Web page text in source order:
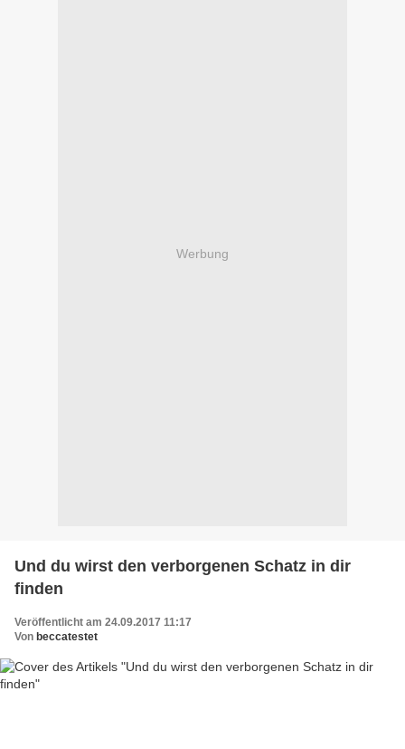
Werbung
Und du wirst den verborgenen Schatz in dir
finden
Veröffentlicht am 24.09.2017 11:17
Von beccatestet